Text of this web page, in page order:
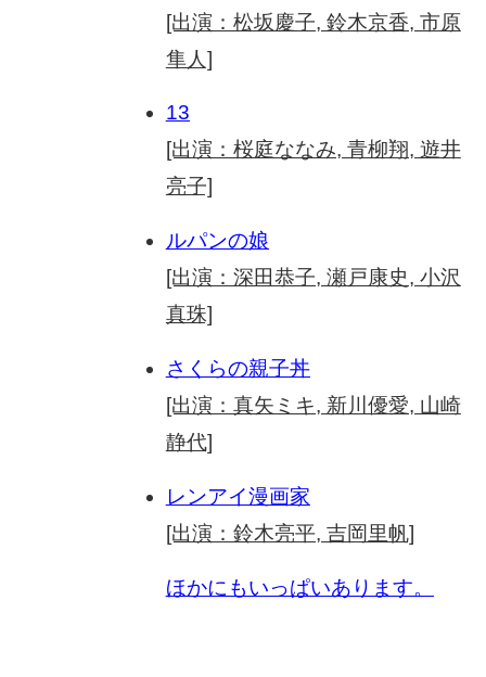
[出演：松坂慶子, 鈴木京香, 市原
隼人]
13
[出演：桜庭ななみ, 青柳翔, 遊井
亮子]
ルパンの娘
[出演：深田恭子, 瀬戸康史, 小沢
真珠]
さくらの親子丼
[出演：真矢ミキ, 新川優愛, 山崎
静代]
レンアイ漫画家
[出演：鈴木亮平, 吉岡里帆]
ほかにもいっぱいあります。